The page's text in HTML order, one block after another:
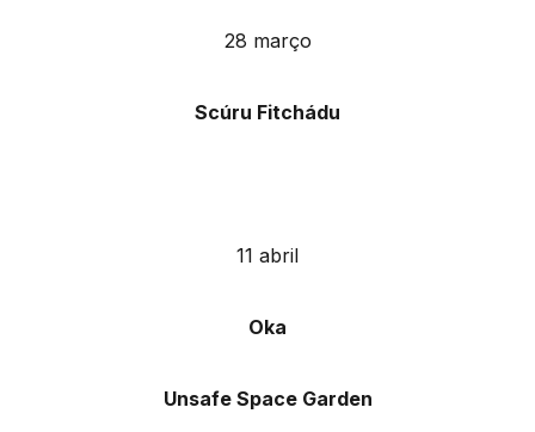
28 março
Scúru Fitchádu
11 abril
Oka
Unsafe Space Garden